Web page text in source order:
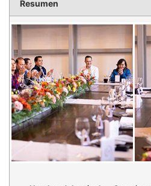
Resumen